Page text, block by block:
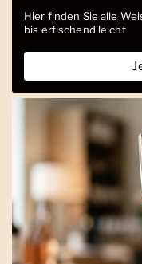
Hier finden Sie alle
bis erfischend leicht